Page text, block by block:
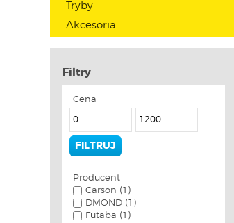
Tryby
Akcesoria
Filtry
Cena
-
Producent
Carson (1)
DMOND (1)
Futaba (1)